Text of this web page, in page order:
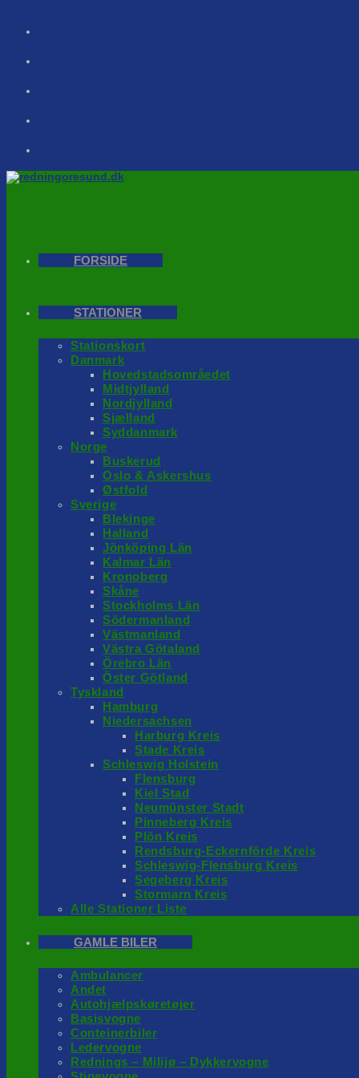
FORSIDE
STATIONER
Stationskort
Danmark
Hovedstadsområedet
Midtjylland
Nordjylland
Sjælland
Syddanmark
Norge
Buskerud
Oslo & Askershus
Østfold
Sverige
Blekinge
Halland
Jönköping Län
Kalmar Län
Kronoberg
Skåne
Stockholms Län
Södermanland
Västmanland
Västra Götaland
Örebro Län
Öster Götland
Tyskland
Hamburg
Niedersachsen
Harburg Kreis
Stade Kreis
Schleswig Holstein
Flensburg
Kiel Stad
Neumünster Stadt
Pinneberg Kreis
Plön Kreis
Rendsburg-Eckernförde Kreis
Schleswig-Flensburg Kreis
Segeberg Kreis
Stormarn Kreis
Alle Stationer Liste
GAMLE BILER
Ambulancer
Andet
Autohjælpskøretøjer
Basisvogne
Conteinerbiler
Ledervogne
Rednings – Milijø – Dykkervogne